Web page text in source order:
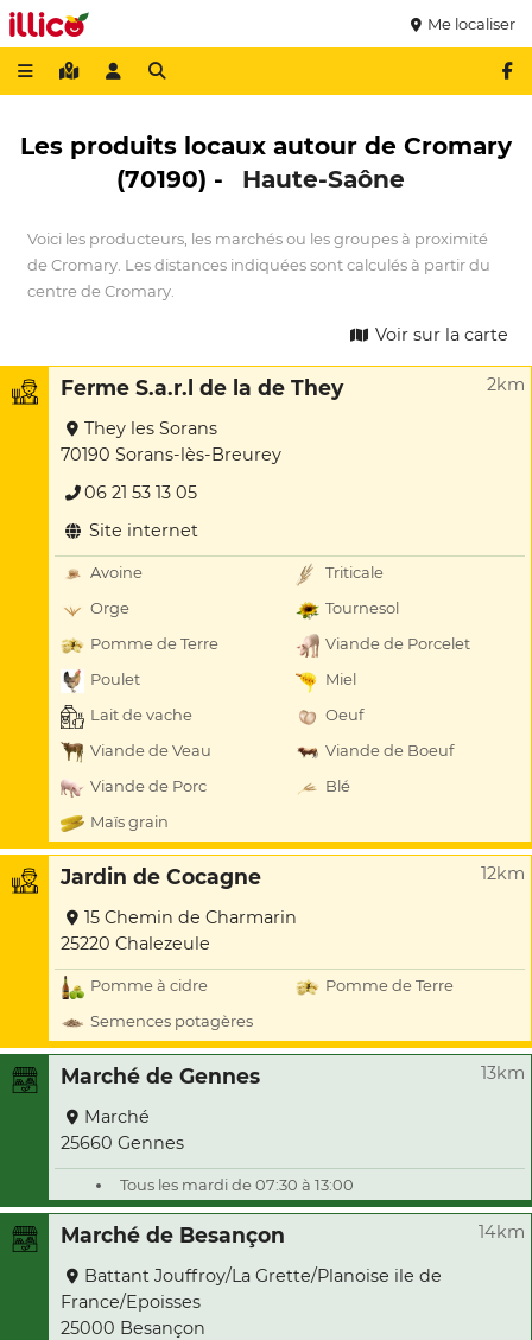
Me localiser
Les produits locaux autour de Cromary
(70190) -
Haute-Saône
Voici les producteurs, les marchés ou les groupes à proximité
de Cromary. Les distances indiquées sont calculés à partir du
centre de Cromary.
Voir sur la carte
Ferme S.a.r.l de la de They 2km
They les Sorans
70190 Sorans-lès-Breurey
06 21 53 13 05
Site internet
Avoine
Triticale
Orge
Tournesol
Pomme de Terre
Viande de Porcelet
Poulet
Miel
Lait de vache
Oeuf
Viande de Veau
Viande de Boeuf
Viande de Porc
Blé
Maïs grain
Jardin de Cocagne 12km
15 Chemin de Charmarin
25220 Chalezeule
Pomme à cidre
Pomme de Terre
Semences potagères
Marché de Gennes 13km
Marché
25660 Gennes
Tous les mardi de 07:30 à 13:00
Marché de Besançon 14km
Battant Jouffroy/La Grette/Planoise ile de
France/Epoisses
25000 Besançon